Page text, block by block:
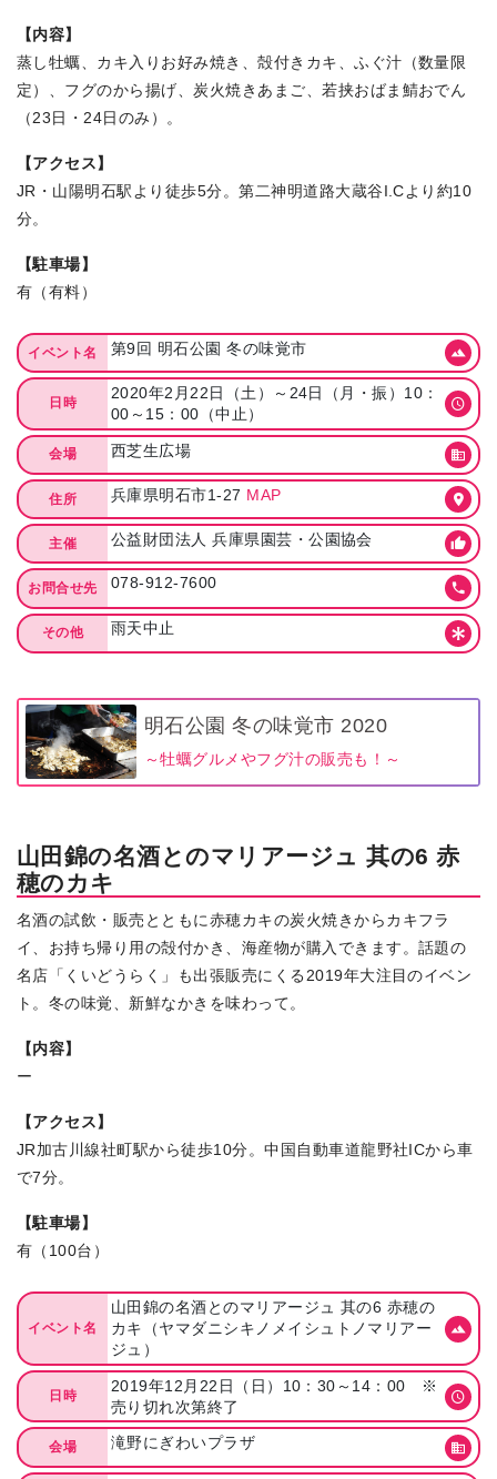
【内容】
蒸し牡蠣、カキ入りお好み焼き、殻付きカキ、ふぐ汁（数量限
定）、フグのから揚げ、炭火焼きあまご、若挟おばま鯖おでん
（23日・24日のみ）。
【アクセス】
JR・山陽明石駅より徒歩5分。第二神明道路大蔵谷I.Cより約10
分。
【駐車場】
有（有料）
イベント名 第9回 明石公園 冬の味覚市
日時
2020年2月22日（土）～24日（月・振）10：
00～15：00（中止）
会場 西芝生広場
住所 兵庫県明石市1-27 MAP
主催 公益財団法人 兵庫県園芸・公園協会
お問合せ先 078-912-7600
その他 雨天中止
明石公園 冬の味覚市 2020
～牡蠣グルメやフグ汁の販売も！～
山田錦の名酒とのマリアージュ 其の6 赤
穂のカキ
名酒の試飲・販売とともに赤穂カキの炭火焼きからカキフラ
イ、お持ち帰り用の殻付かき、海産物が購入できます。話題の
名店「くいどうらく」も出張販売にくる2019年大注目のイベン
ト。冬の味覚、新鮮なかきを味わって。
【内容】
ー
【アクセス】
JR加古川線社町駅から徒歩10分。中国自動車道龍野社ICから車
で7分。
【駐車場】
有（100台）
イベント名
山田錦の名酒とのマリアージュ 其の6 赤穂の
カキ（ヤマダニシキノメイシュトノマリアー
ジュ）
日時
2019年12月22日（日）10：30～14：00 ※
売り切れ次第終了
会場 滝野にぎわいプラザ